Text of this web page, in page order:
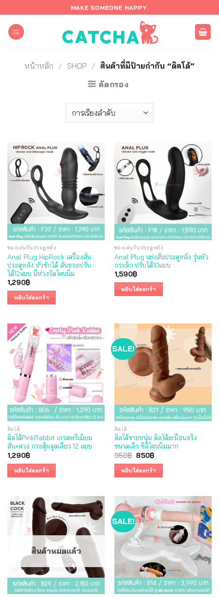
ไป
เนื้อหา
MAKE SOMEONE HAPPY.
หน้าหลัก / SHOP / สินค้าที่มีป้ายกำกับ “ดิลโด้”
คัดกรอง
ของเล่นก้นประตูหลัง
Anal Plug HipRock เครื่องสั่น
ประตูหลัง หัวชักได้ สั่นซอยปรับ
ได้12แบบ มีห่วงรัดโคนนิ่ม
1,290฿
หยิบใส่ตะกร้า
ของเล่นก้นประตูหลัง
Anal Plug แท่งสั่นประตูหลัง รุ่นหัว
กระดิก ปรับได้10แบบ
1,590฿
หยิบใส่ตะกร้า
ดิลโด้
ดิลโด้PinkRabbit เกรดพรีเมียม
สั่น+ควง กระตุ้นจุดเสียว 12 แบบ
1,290฿
หยิบใส่ตะกร้า
SALE!
ดิลโด้
ดิลโด้ชายหนุ่ม ดิลโด้เหมือนจริง
ขนาดเล็ก ซิลิโคนนิ่มมาก
950฿ Original
was:
950฿.
850฿Current
850฿.
หยิบใส่ตะกร้า
สินค้าหมดแล้ว
SALE!